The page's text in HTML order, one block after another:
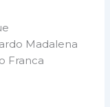
Madalena
Franca